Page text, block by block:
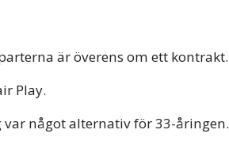
är överens om ett kontrakt.
Play.
något alternativ för 33-åringen.